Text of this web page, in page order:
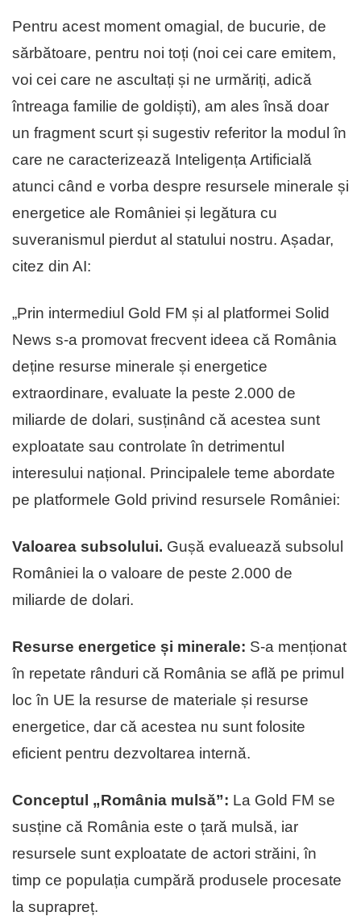
Pentru acest moment omagial, de bucurie, de
sărbătoare, pentru noi toți (noi cei care emitem,
voi cei care ne ascultați și ne urmăriți, adică
întreaga familie de goldiști), am ales însă doar
un fragment scurt și sugestiv referitor la modul în
care ne caracterizează Inteligența Artificială
atunci când e vorba despre resursele minerale și
energetice ale României și legătura cu
suveranismul pierdut al statului nostru. Așadar,
citez din AI:
„Prin intermediul Gold FM și al platformei Solid
News s-a promovat frecvent ideea că România
deține resurse minerale și energetice
extraordinare, evaluate la peste 2.000 de
miliarde de dolari, susținând că acestea sunt
exploatate sau controlate în detrimentul
interesului național. Principalele teme abordate
pe platformele Gold privind resursele României:
Valoarea subsolului. Gușă evaluează subsolul
României la o valoare de peste 2.000 de
miliarde de dolari.
Resurse energetice și minerale: S-a menționat
în repetate rânduri că România se află pe primul
loc în UE la resurse de materiale și resurse
energetice, dar că acestea nu sunt folosite
eficient pentru dezvoltarea internă.
Conceptul „România mulsă”: La Gold FM se
susține că România este o țară mulsă, iar
resursele sunt exploatate de actori străini, în
timp ce populația cumpără produsele procesate
la suprapreț.